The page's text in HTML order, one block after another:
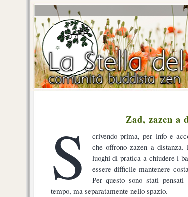
Zad, zazen a
S
crivendo prima, per info e
che offrono zazen a
luoghi di pratica a chiudere i
essere difficile mantenere
Per questo sono stati
tempo, ma separatamente nello spazio.